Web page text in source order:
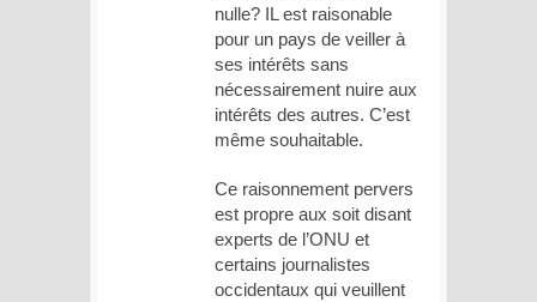
nulle? IL est raisonable
pour un pays de veiller à
ses intérêts sans
nécessairement nuire aux
intérêts des autres. C’est
même souhaitable.
Ce raisonnement pervers
est propre aux soit disant
experts de l’ONU et
certains journalistes
occidentaux qui veuillent